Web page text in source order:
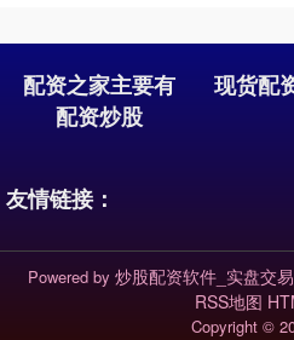
配资之家主要有
配资炒股
现货配
友情链接：
Powered by 炒股配资软件_实盘交
RSS地图
Copyright ©